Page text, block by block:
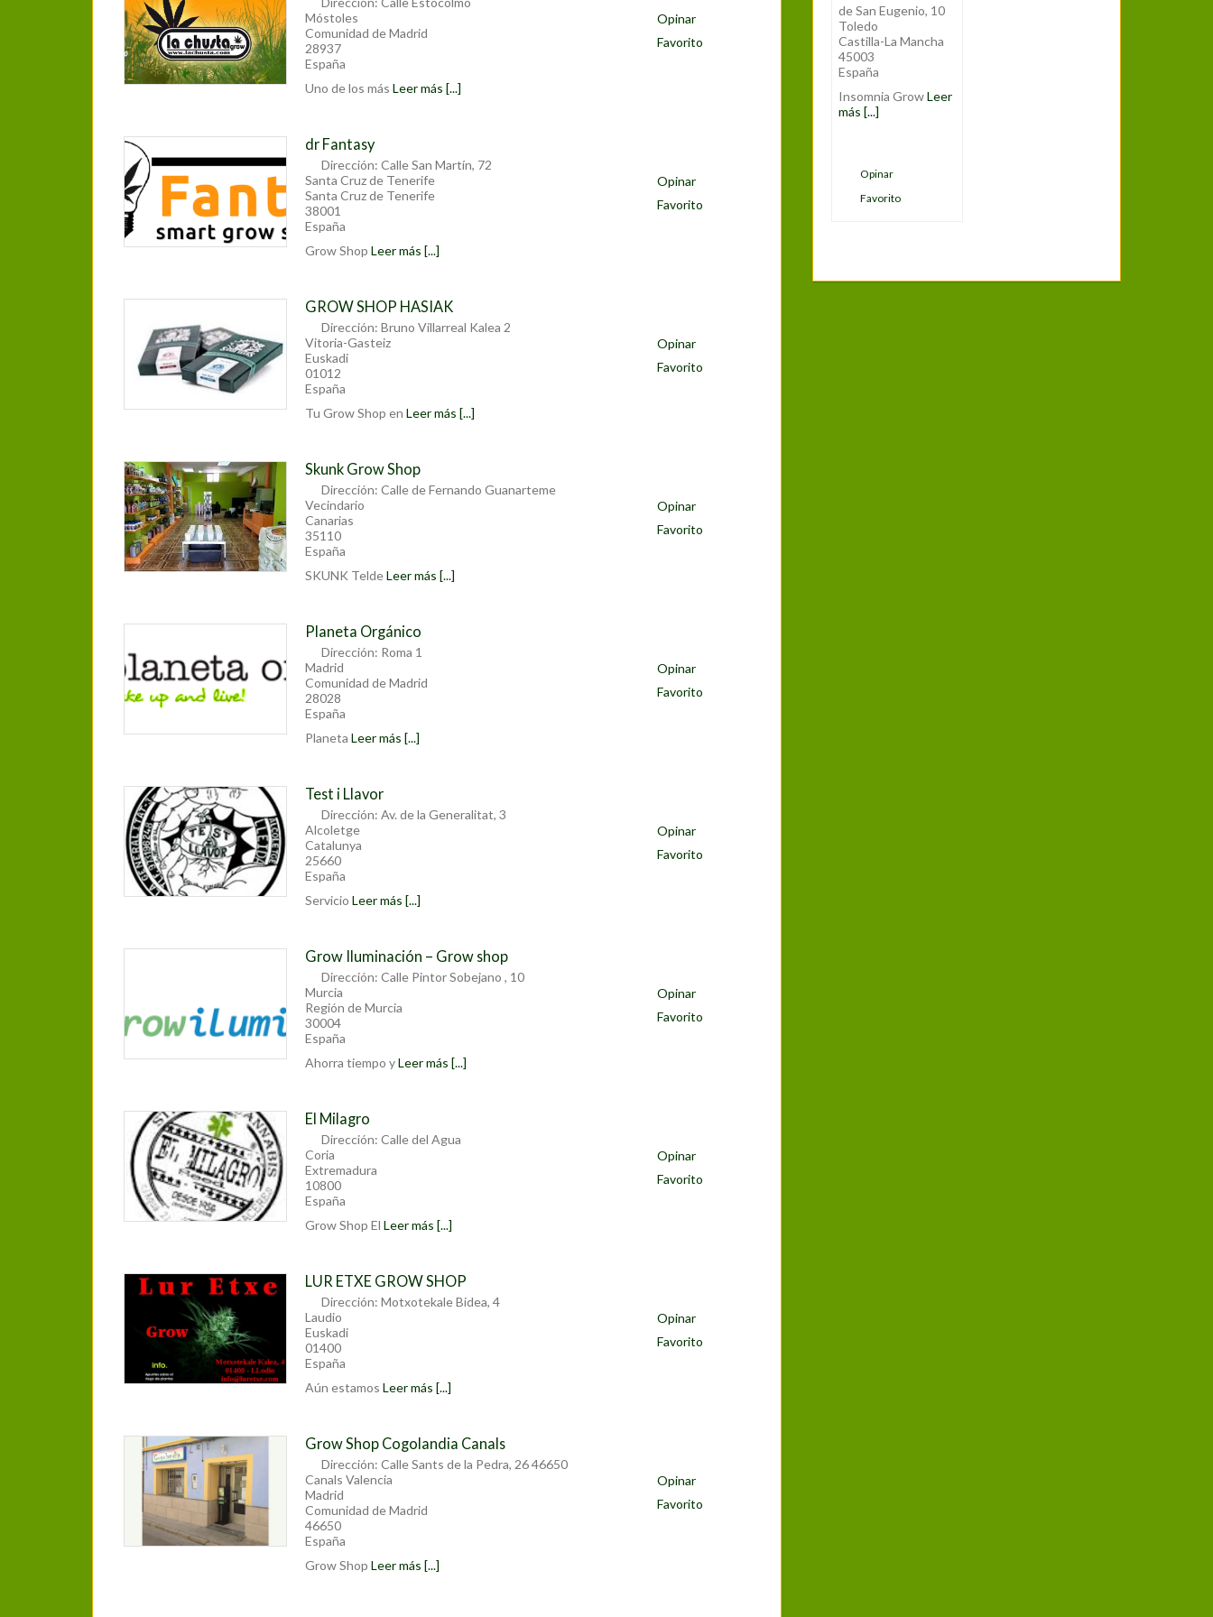
Móstoles
Comunidad de Madrid
28937
España
Uno de los másLeer más [...]
Opinar
Favorito
dr Fantasy
Dirección: Calle San Martín, 72
Santa Cruz de Tenerife
Santa Cruz de Tenerife
38001
España
Grow ShopLeer más [...]
Opinar
Favorito
GROW SHOP HASIAK
Dirección: Bruno Villarreal Kalea 2
Vitoria-Gasteiz
Euskadi
01012
España
Tu Grow Shop enLeer más [...]
Opinar
Favorito
Skunk Grow Shop
Dirección: Calle de Fernando Guanarteme
Vecindario
Canarias
35110
España
SKUNK TeldeLeer más [...]
Opinar
Favorito
Planeta Orgánico
Dirección: Roma 1
Madrid
Comunidad de Madrid
28028
España
PlanetaLeer más [...]
Opinar
Favorito
Test i Llavor
Dirección: Av. de la Generalitat, 3
Alcoletge
Catalunya
25660
España
ServicioLeer más [...]
Opinar
Favorito
Grow Iluminación – Grow shop
Dirección: Calle Pintor Sobejano , 10
Murcia
Región de Murcia
30004
España
Ahorra tiempo yLeer más [...]
Opinar
Favorito
El Milagro
Dirección: Calle del Agua
Coria
Extremadura
10800
España
Grow Shop ElLeer más [...]
Opinar
Favorito
LUR ETXE GROW SHOP
Dirección: Motxotekale Bidea, 4
Laudio
Euskadi
01400
España
Aún estamosLeer más [...]
Opinar
Favorito
Grow Shop Cogolandia Canals
Dirección: Calle Sants de la Pedra, 26 46650
Canals Valencia
Madrid
Comunidad de Madrid
46650
España
Grow ShopLeer más [...]
Opinar
Favorito
de San Eugenio, 10
Toledo
Castilla-La Mancha
45003
España
Insomnia GrowLeer
más [...]
Opinar
Favorito